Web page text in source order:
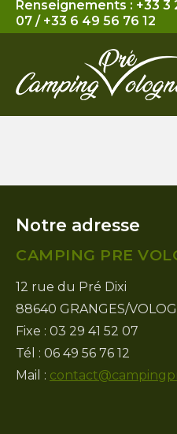
Renseignements : +33 3
07 / +33 6 49 56 76 12
Notre adresse
CAMPING PRE
12 rue du Pré Dixi
88640 GRANGES/
Fixe : 03 29 41 52 07
Tél : 06 49 56 76 12
Mail :
Mobil-Home
Emplacement
Tarifs Massages
Tarifs Sophrologie